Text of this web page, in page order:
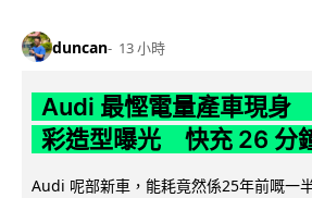
duncan 13 小時
Audi 最慳電量產車現
彩造型曝光 快充 26 分
Audi 呢部新車，能耗竟然係25年前嘅一